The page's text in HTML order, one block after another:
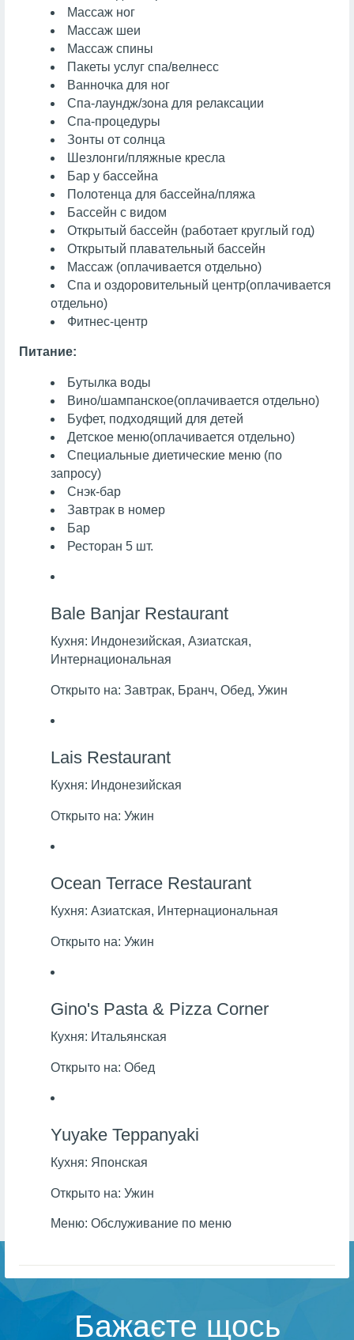
Массаж ног
Массаж шеи
Массаж спины
Пакеты услуг спа/велнесс
Ванночка для ног
Спа-лаундж/зона для релаксации
Спа-процедуры
Зонты от солнца
Шезлонги/пляжные кресла
Бар у бассейна
Полотенца для бассейна/пляжа
Бассейн с видом
Открытый бассейн (работает круглый год)
Открытый плавательный бассейн
Массаж (оплачивается отдельно)
Спа и оздоровительный центр(оплачивается
отдельно)
Фитнес-центр
Питание:
Бутылка воды
Вино/шампанское(оплачивается отдельно)
Буфет, подходящий для детей
Детское меню(оплачивается отдельно)
Специальные диетические меню (по
запросу)
Снэк-бар
Завтрак в номер
Бар
Ресторан 5 шт.
Bale Banjar Restaurant
Кухня: Индонезийская, Азиатская,
Интернациональная
Открыто на: Завтрак, Бранч, Обед, Ужин
Lais Restaurant
Кухня: Индонезийская
Открыто на: Ужин
Ocean Terrace Restaurant
Кухня: Азиатская, Интернациональная
Открыто на: Ужин
Gino's Pasta & Pizza Corner
Кухня: Итальянская
Открыто на: Обед
Yuyake Teppanyaki
Кухня: Японская
Открыто на: Ужин
Меню: Обслуживание по меню
Бажаєте щось